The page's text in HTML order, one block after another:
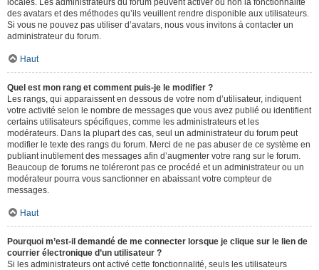
locales. Les administrateurs du forum peuvent activer ou non la fonctionnalité
des avatars et des méthodes qu’ils veuillent rendre disponible aux utilisateurs.
Si vous ne pouvez pas utiliser d’avatars, nous vous invitons à contacter un
administrateur du forum.
Haut
Quel est mon rang et comment puis-je le modifier ?
Les rangs, qui apparaissent en dessous de votre nom d’utilisateur, indiquent
votre activité selon le nombre de messages que vous avez publié ou identifient
certains utilisateurs spécifiques, comme les administrateurs et les
modérateurs. Dans la plupart des cas, seul un administrateur du forum peut
modifier le texte des rangs du forum. Merci de ne pas abuser de ce système en
publiant inutilement des messages afin d’augmenter votre rang sur le forum.
Beaucoup de forums ne toléreront pas ce procédé et un administrateur ou un
modérateur pourra vous sanctionner en abaissant votre compteur de
messages.
Haut
Pourquoi m’est-il demandé de me connecter lorsque je clique sur le lien de
courrier électronique d’un utilisateur ?
Si les administrateurs ont activé cette fonctionnalité, seuls les utilisateurs